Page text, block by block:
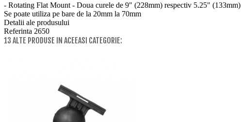
- Rotating Flat Mount - Doua curele de 9" (228mm) respectiv 5.25" (133mm)
Se poate utiliza pe bare de la 20mm la 70mm
Detalii ale produsului
Referinta 2650
13 ALTE PRODUSE IN ACEEASI CATEGORIE: